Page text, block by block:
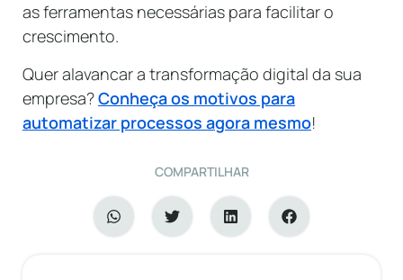
as ferramentas necessárias para facilitar o
crescimento.
Quer alavancar a transformação digital da sua
empresa?Conheça os motivos para
automatizar processos agora mesmo!
COMPARTILHAR